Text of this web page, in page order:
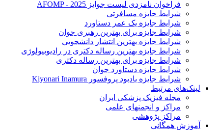
فراخوان نامزدی لیست جوایز AFOMP - 2025
شرایط جایزه مسافرتی
شرایط جایزه یک عمر دستاورد
شرایط جایزه برای بهترین رهبری جوان
شرایط جایزه بهترین انتشار دانشجویی
شرایط جایزه بهترین رساله دکتری در رادیوبیولوژی
شرایط جایزه برای بهترین رساله دکتری
شرایط جایزه دستاورد جوان
شرایط جایزه یادبود پروفسور Kiyonari Inamura
لینک‌های مرتبط
مجله فیزیک پزشکی ایران
مراکز و انجمنهای علمی
مراکز پژوهشی
آموزش همگانی